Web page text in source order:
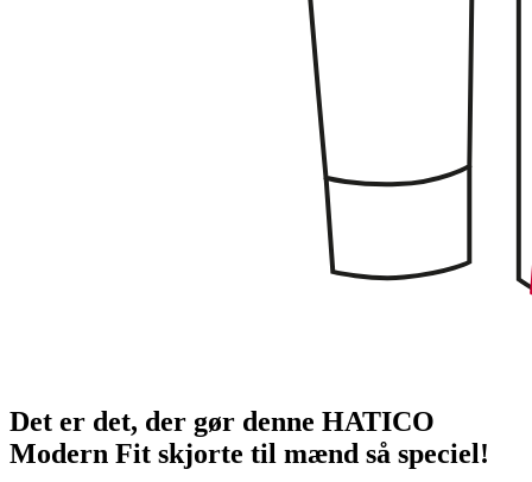
Det er det, der gør denne HATICO
Modern Fit skjorte til mænd så speciel!